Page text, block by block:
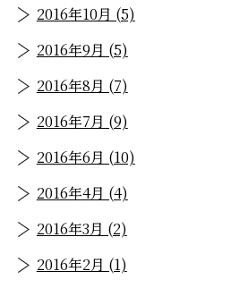
2016年10月 (5)
2016年9月 (5)
2016年8月 (7)
2016年7月 (9)
2016年6月 (10)
2016年4月 (4)
2016年3月 (2)
2016年2月 (1)